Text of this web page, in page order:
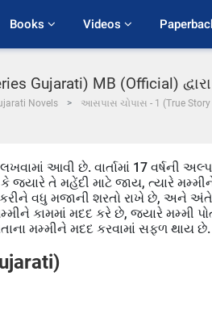
Books Videos
Gujarati) MB (Official)
Novels આસપાસ ચોપાસ - 1 (True Story
આવી છે. વાર્તામાં 17 વર્ષની
તે મહેંદી માટે જાય, ત્યારે મમ્મીને
વધુ મજાની શરતો રાખે છે, અને
કામમાં મદદ કરે છે, જ્યારે મમ્મી
મમ્મીને મદદ કરવામાં સફળ થાય છે.